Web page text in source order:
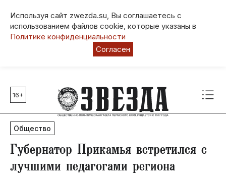
Используя сайт zwezda.su, Вы соглашаетесь с
использованием файлов cookie, которые указаны в
Политике конфиденциальности
Согласен
Главные темы
80 лет Победы
Молодежная столица РФ
СВО
Социальная поддержка
16+
Общество
Губернатор Прикамья встретился с
лучшими педагогами региона